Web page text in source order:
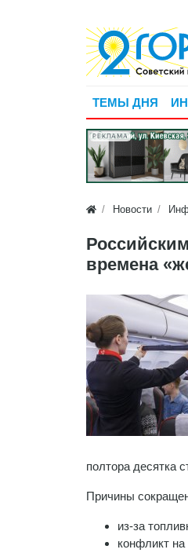
ТЕМЫ ДНЯ
РЕКЛАМА
Новости
времена
полтора десятка
Причины
из-за
конфликт